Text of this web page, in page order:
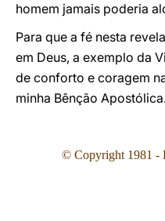
homem jamais poderia
Para que a fé nesta
em Deus, a exemplo da
de conforto e coragem
minha Bênção
© Copyright 1981 -